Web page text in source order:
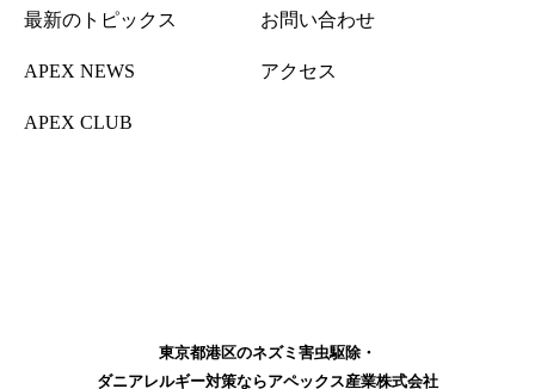
最新のトピックス
APEX NEWS
APEX CLUB
お問い合わせ
アクセス
東京都港区のネズミ害虫駆除・
ダニアレルギー対策ならアペックス産業株式会社